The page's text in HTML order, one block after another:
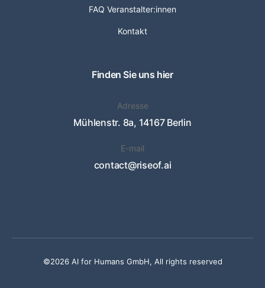
FAQ Veranstalter:innen
Kontakt
Finden Sie uns hier
Adresse
Mühlenstr. 8a, 14167 Berlin
E-mail
contact@riseof.ai
©2026 AI for Humans GmbH, All rights reserved